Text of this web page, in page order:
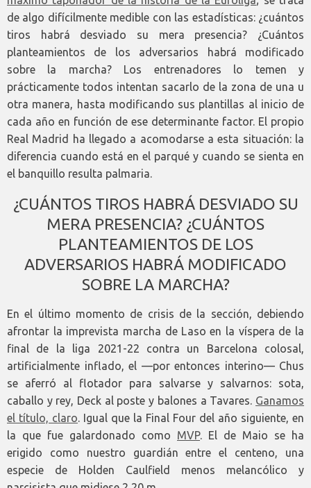
de algo difícilmente medible con las estadísticas: ¿cuántos
tiros habrá desviado su mera presencia? ¿Cuántos
planteamientos de los adversarios habrá modificado
sobre la marcha? Los entrenadores lo temen y
prácticamente todos intentan sacarlo de la zona de una u
otra manera, hasta modificando sus plantillas al inicio de
cada año en función de ese determinante factor. El propio
Real Madrid ha llegado a acomodarse a esta situación: la
diferencia cuando está en el parqué y cuando se sienta en
el banquillo resulta palmaria.
¿CUÁNTOS TIROS HABRÁ DESVIADO SU
MERA PRESENCIA? ¿CUÁNTOS
PLANTEAMIENTOS DE LOS
ADVERSARIOS HABRÁ MODIFICADO
SOBRE LA MARCHA?
En el último momento de crisis de la sección, debiendo
afrontar la imprevista marcha de Laso en la víspera de la
final de la liga 2021-22 contra un Barcelona colosal,
artificialmente inflado, el —por entonces interino— Chus
se aferró al flotador para salvarse y salvarnos: sota,
caballo y rey, Deck al poste y balones a Tavares. Ganamos
el título, claro. Igual que la Final Four del año siguiente, en
la que fue galardonado como MVP. El de Maio se ha
erigido como nuestro guardián entre el centeno, una
especie de Holden Caulfield menos melancólico y